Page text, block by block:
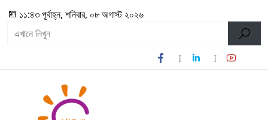
১১:৪৩ পূর্বাহ্ন, শনিবার, ০৮ অগাস্ট ২০২৬